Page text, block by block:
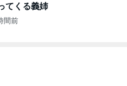
てくる義姉
間前